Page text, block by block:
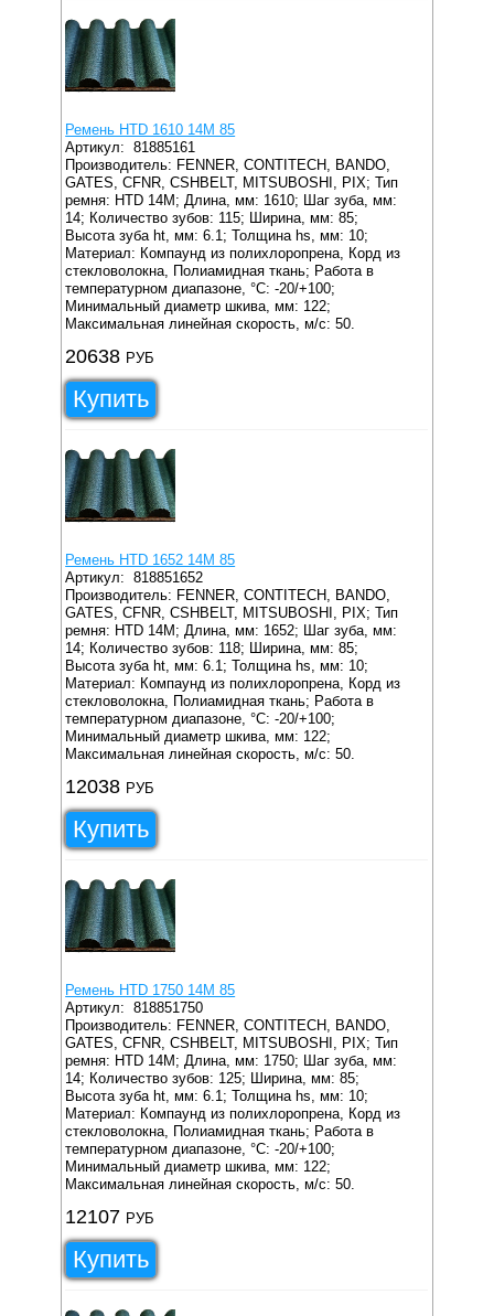
Ремень HTD 1610 14M 85
Артикул:81885161
Производитель: FENNER, CONTITECH, BANDO,
GATES, CFNR, CSHBELT, MITSUBOSHI, PIX; Тип
ремня: HTD 14M; Длина, мм: 1610; Шаг зуба, мм:
14; Количество зубов: 115; Ширина, мм: 85;
Высота зуба ht, мм: 6.1; Толщина hs, мм: 10;
Материал: Компаунд из полихлоропрена, Корд из
стекловолокна, Полиамидная ткань; Работа в
температурном диапазоне, °C: -20/+100;
Минимальный диаметр шкива, мм: 122;
Максимальная линейная скорость, м/с: 50.
20638 РУБ
Купить
Ремень HTD 1652 14M 85
Артикул:818851652
Производитель: FENNER, CONTITECH, BANDO,
GATES, CFNR, CSHBELT, MITSUBOSHI, PIX; Тип
ремня: HTD 14M; Длина, мм: 1652; Шаг зуба, мм:
14; Количество зубов: 118; Ширина, мм: 85;
Высота зуба ht, мм: 6.1; Толщина hs, мм: 10;
Материал: Компаунд из полихлоропрена, Корд из
стекловолокна, Полиамидная ткань; Работа в
температурном диапазоне, °C: -20/+100;
Минимальный диаметр шкива, мм: 122;
Максимальная линейная скорость, м/с: 50.
12038 РУБ
Купить
Ремень HTD 1750 14M 85
Артикул:818851750
Производитель: FENNER, CONTITECH, BANDO,
GATES, CFNR, CSHBELT, MITSUBOSHI, PIX; Тип
ремня: HTD 14M; Длина, мм: 1750; Шаг зуба, мм:
14; Количество зубов: 125; Ширина, мм: 85;
Высота зуба ht, мм: 6.1; Толщина hs, мм: 10;
Материал: Компаунд из полихлоропрена, Корд из
стекловолокна, Полиамидная ткань; Работа в
температурном диапазоне, °C: -20/+100;
Минимальный диаметр шкива, мм: 122;
Максимальная линейная скорость, м/с: 50.
12107 РУБ
Купить